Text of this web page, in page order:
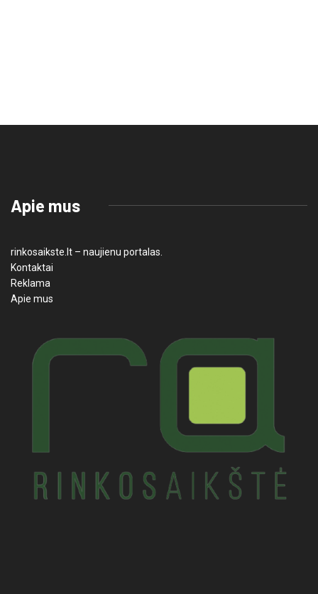
Apie mus
rinkosaikste.lt – naujienu portalas.
Kontaktai
Reklama
Apie mus